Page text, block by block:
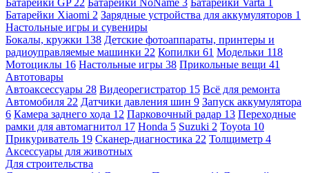
Батарейки Xiaomi 2 Зарядные устройства для аккумуляторов 1
Настольные игры и сувениры
Бокалы, кружки 138 Детские фотоаппараты, принтеры и
радиоуправляемые машинки 22 Копилки 61 Модельки 118
Мотоциклы 16 Настольные игры 38 Прикольные вещи 41
Автотовары
Автоаксессуары 28 Видеорегистратор 15 Всё для ремонта
Автомобиля 22 Датчики давления шин 9 Запуск аккумулятора
6 Камера заднего хода 12 Парковочный радар 13 Переходные
рамки для автомагнитол 17 Honda 5 Suzuki 2 Toyota 10
Прикуриватель 19 Сканер-диагностика 22 Толщиметр 4
Аксессуары для животных
Для строительства